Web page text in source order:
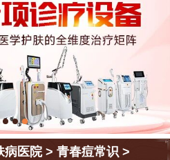
病医院>青春痘常识 >